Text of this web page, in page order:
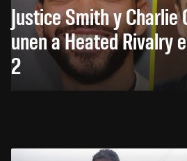
Justice Smith y Charlie
unen a Heated Rivalry
2